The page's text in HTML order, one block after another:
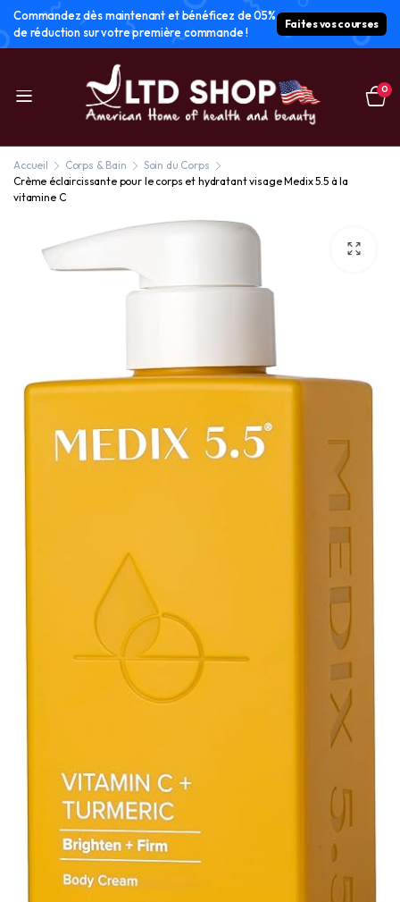
Commandez dès maintenant et bénéficez de 05%
de réduction sur votre première commande !
Faites vos courses
0
Accueil Corps & Bain
Soin du Corps
Crème éclaircissante pour le corps et hydratant visage Medix 5.5 à la
vitamine C